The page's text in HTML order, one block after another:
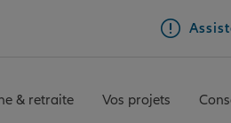
& retraite Vos projets